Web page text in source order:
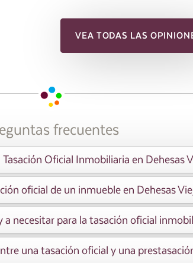
VEA TODAS LAS
frecuentes
Oficial Inmobiliaria en Dehesas
oficial de un inmueble en Dehesas
necesitar para la tasación oficial
una tasación oficial y una